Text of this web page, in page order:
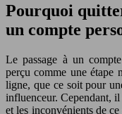
Pourquoi
un compte
Le passage à un
perçu comme une étape
ligne, que ce soit pour
influenceur. Cependant,
et les inconvénients de